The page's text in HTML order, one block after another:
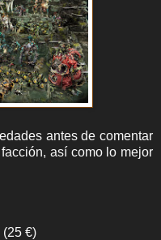
antes de comentar
así como lo mejor
(25 €)